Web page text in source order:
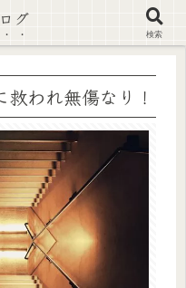
報に注意 ▶確認する◀
救われ無傷なり！
グ
検索